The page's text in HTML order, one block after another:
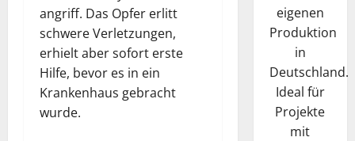
angriff. Das Opfer erlitt
schwere Verletzungen,
erhielt aber sofort erste
Hilfe, bevor es in ein
Krankenhaus gebracht
wurde.
eigenen
Produktion
in
Deutschland.
Ideal für
Projekte
mit